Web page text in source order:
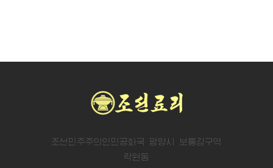
조선민주주의인민공화국 평양시 보통강구역
락원동